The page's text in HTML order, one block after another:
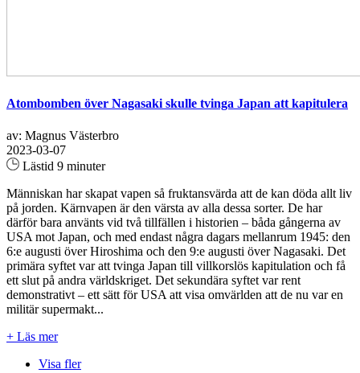
Atombomben över Nagasaki skulle tvinga Japan att kapitulera
av: Magnus Västerbro
2023-03-07
Lästid 9 minuter
Människan har skapat vapen så fruktansvärda att de kan döda allt liv
på jorden. Kärnvapen är den värsta av alla dessa sorter. De har
därför bara använts vid två tillfällen i historien – båda gångerna av
USA mot Japan, och med endast några dagars mellanrum 1945: den
6:e augusti över Hiroshima och den 9:e augusti över Nagasaki. Det
primära syftet var att tvinga Japan till villkorslös kapitulation och få
ett slut på andra världskriget. Det sekundära syftet var rent
demonstrativt – ett sätt för USA att visa omvärlden att de nu var en
militär supermakt...
+ Läs mer
Visa fler